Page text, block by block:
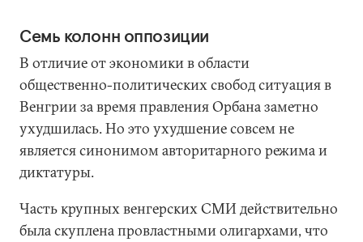
Семь колонн оппозиции
В отличие от экономики в области
общественно-политических свобод ситуация в
Венгрии за время правления Орбана заметно
ухудшилась. Но это ухудшение совсем не
является синонимом авторитарного режима и
диктатуры.
Часть крупных венгерских СМИ действительно
была скуплена провластными олигархами, что